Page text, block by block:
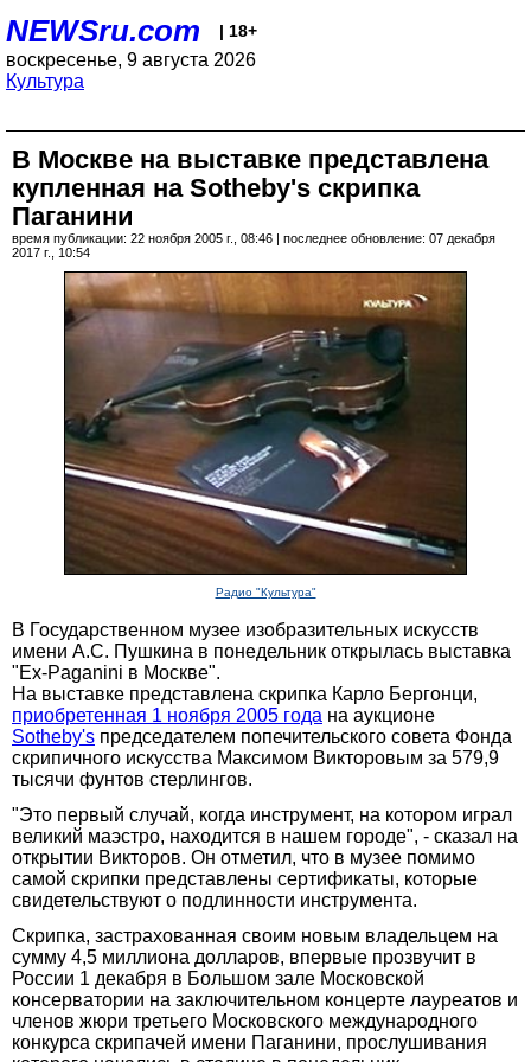
NEWSru.com | 18+
воскресенье, 9 августа 2026
Культура
В Москве на выставке представлена
купленная на Sotheby's скрипка
Паганини
время публикации: 22 ноября 2005 г., 08:46 | последнее обновление: 07 декабря
2017 г., 10:54
Радио "Культура"
В Государственном музее изобразительных искусств
имени А.С. Пушкина в понедельник открылась выставка
"Ex-Paganini в Москве".
На выставке представлена скрипка Карло Бергонци,
приобретенная 1 ноября 2005 года на аукционе
Sotheby's председателем попечительского совета Фонда
скрипичного искусства Максимом Викторовым за 579,9
тысячи фунтов стерлингов.
"Это первый случай, когда инструмент, на котором играл
великий маэстро, находится в нашем городе", - сказал на
открытии Викторов. Он отметил, что в музее помимо
самой скрипки представлены сертификаты, которые
свидетельствуют о подлинности инструмента.
Скрипка, застрахованная своим новым владельцем на
сумму 4,5 миллиона долларов, впервые прозвучит в
России 1 декабря в Большом зале Московской
консерватории на заключительном концерте лауреатов и
членов жюри третьего Московского международного
конкурса скрипачей имени Паганини, прослушивания